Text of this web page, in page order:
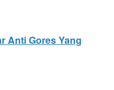
Anti Gores Yang